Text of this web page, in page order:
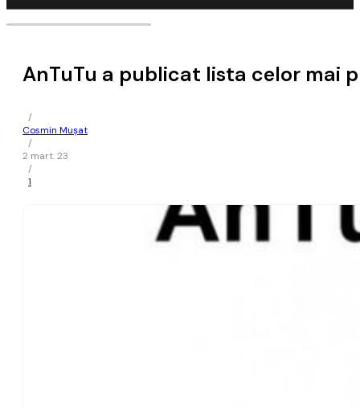
AnTuTu a publicat lista celor mai
/
Cosmin Mușat
/
2 mart. 23
/
1